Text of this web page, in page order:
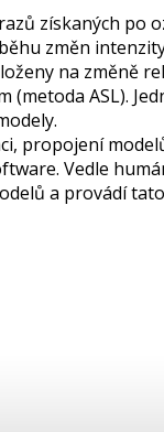
získaných po
změn
na změně
ASL).
propojení
Vedle
a provádí